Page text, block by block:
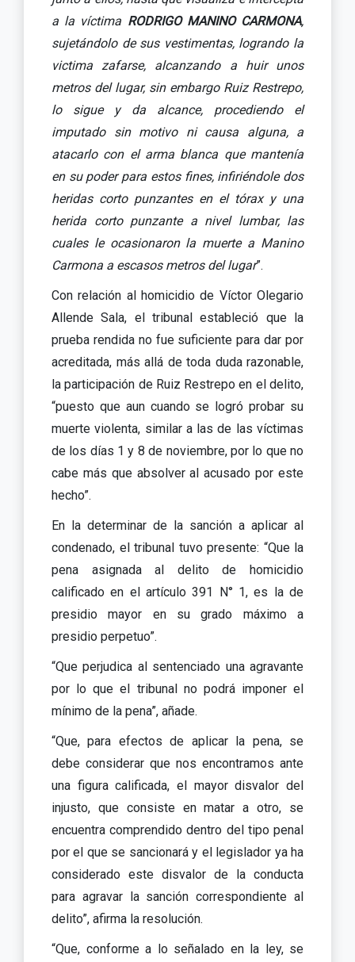
a la víctima RODRIGO MANINO CARMONA,
sujetándolo de sus vestimentas, logrando la
victima zafarse, alcanzando a huir unos
metros del lugar, sin embargo Ruiz Restrepo,
lo sigue y da alcance, procediendo el
imputado sin motivo ni causa alguna, a
atacarlo con el arma blanca que mantenía
en su poder para estos fines, infiriéndole dos
heridas corto punzantes en el tórax y una
herida corto punzante a nivel lumbar, las
cuales le ocasionaron la muerte a Manino
Carmona a escasos metros del lugar”.
Con relación al homicidio de Víctor Olegario
Allende Sala, el tribunal estableció que la
prueba rendida no fue suficiente para dar por
acreditada, más allá de toda duda razonable,
la participación de Ruiz Restrepo en el delito,
“puesto que aun cuando se logró probar su
muerte violenta, similar a las de las víctimas
de los días 1 y 8 de noviembre, por lo que no
cabe más que absolver al acusado por este
hecho”.
En la determinar de la sanción a aplicar al
condenado, el tribunal tuvo presente: “Que la
pena asignada al delito de homicidio
calificado en el artículo 391 N° 1, es la de
presidio mayor en su grado máximo a
presidio perpetuo”.
“Que perjudica al sentenciado una agravante
por lo que el tribunal no podrá imponer el
mínimo de la pena”, añade.
“Que, para efectos de aplicar la pena, se
debe considerar que nos encontramos ante
una figura calificada, el mayor disvalor del
injusto, que consiste en matar a otro, se
encuentra comprendido dentro del tipo penal
por el que se sancionará y el legislador ya ha
considerado este disvalor de la conducta
para agravar la sanción correspondiente al
delito”, afirma la resolución.
“Que, conforme a lo señalado en la ley, se